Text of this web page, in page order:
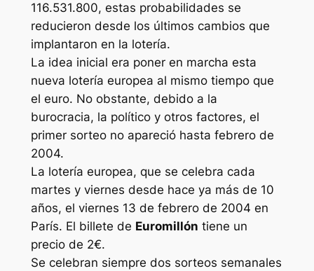
116.531.800, estas probabilidades se
reducieron desde los últimos cambios que
implantaron en la lotería.
La idea inicial era poner en marcha esta
nueva lotería europea al mismo tiempo que
el euro. No obstante, debido a la
burocracia, la político y otros factores, el
primer sorteo no apareció hasta febrero de
2004.
La lotería europea, que se celebra cada
martes y viernes desde hace ya más de 10
años, el viernes 13 de febrero de 2004 en
París. El billete de Euromillón tiene un
precio de 2€.
Se celebran siempre dos sorteos semanales